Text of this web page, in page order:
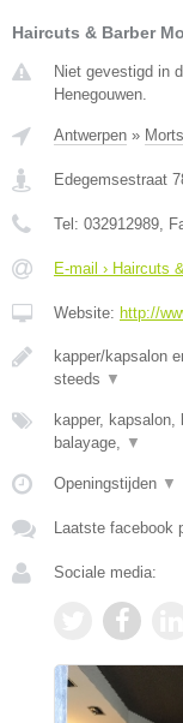
Haircuts & Barber
Niet gevestigd in
Henegouwen.
Antwerpen »
Edegemsestraat
Tel: 032912989,
E-mail › Haircuts
Website: http://
kapper/kapsalon
steeds ▼
kapper, kapsalon,
balayage, ▼
Openingstijden ▼
Laatste facebook
Sociale media: